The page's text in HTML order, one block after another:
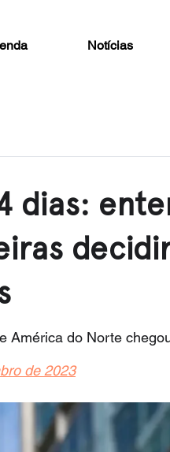
Notícias
dias:
América do Norte
de 2023